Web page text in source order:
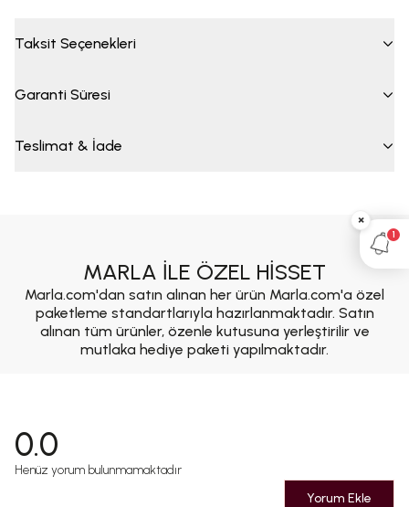
Taksit Seçenekleri
Garanti Süresi
Teslimat & İade
MARLA İLE ÖZEL HİSSET
Marla.com'dan satın alınan her ürün Marla.com'a özel
paketleme standartlarıyla hazırlanmaktadır. Satın
alınan tüm ürünler, özenle kutusuna yerleştirilir ve
mutlaka hediye paketi yapılmaktadır.
0.0
Henüz yorum bulunmamaktadır
Yorum Ekle
×
1